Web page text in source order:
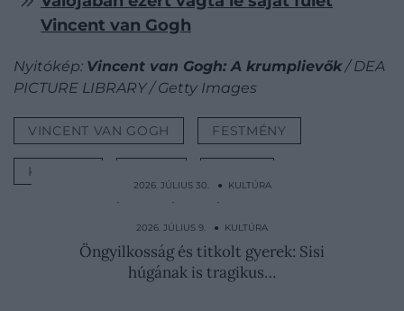
Vincent van Gogh
Nyitókép: Vincent van Gogh: A krumplievők/ DEA
PICTURE LIBRARY / Getty Images
VINCENT VAN GOGH FESTMÉNY
KUDARC
2026. JÚLIUS 30. ● KULTÚRA
Kettévágva találtak rá a 22 éves Fekete
Dáliára…
2026. JÚLIUS 9. ● KULTÚRA
Öngyilkosság és titkolt gyerek: Sisi
húgának is tragikus…